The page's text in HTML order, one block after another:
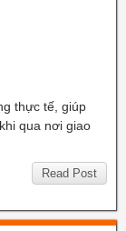
thực tế, giúp
qua nơi giao
Read Post